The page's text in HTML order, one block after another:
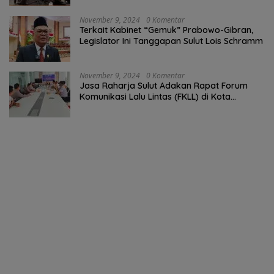
November 9, 2024 0 Komentar
Terkait Kabinet “Gemuk” Prabowo-Gibran,
Legislator Ini Tanggapan Sulut Lois Schramm
November 9, 2024 0 Komentar
Jasa Raharja Sulut Adakan Rapat Forum
Komunikasi Lalu Lintas (FKLL) di Kota